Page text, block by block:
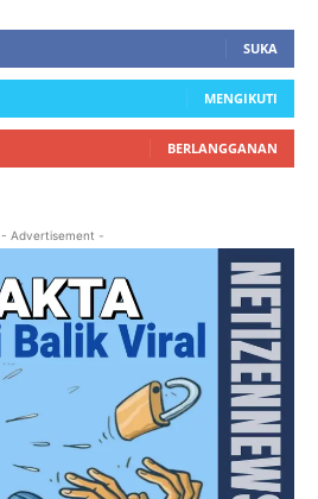
SUKA
MENGIKUTI
BERLANGGANAN
- Advertisement -